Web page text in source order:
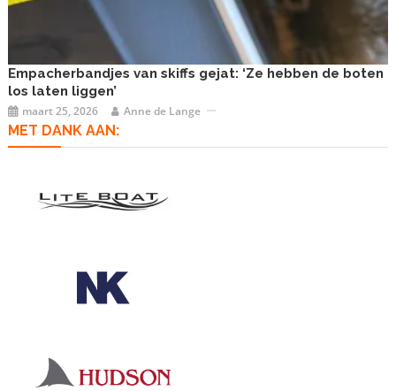
Empacherbandjes van skiffs gejat: ‘Ze hebben de boten
los laten liggen’
maart 25, 2026 Anne de Lange
MET DANK AAN: